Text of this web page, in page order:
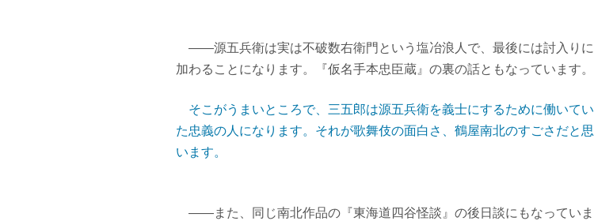
――源五兵衛は実は不破数右衛門という塩冶浪人で、最後には討入りに
加わることになります。『仮名手本忠臣蔵』の裏の話ともなっています。
そこがうまいところで、三五郎は源五兵衛を義士にするために働いてい
た忠義の人になります。それが歌舞伎の面白さ、鶴屋南北のすごさだと思
います。
――また、同じ南北作品の『東海道四谷怪談』の後日談にもなっていま